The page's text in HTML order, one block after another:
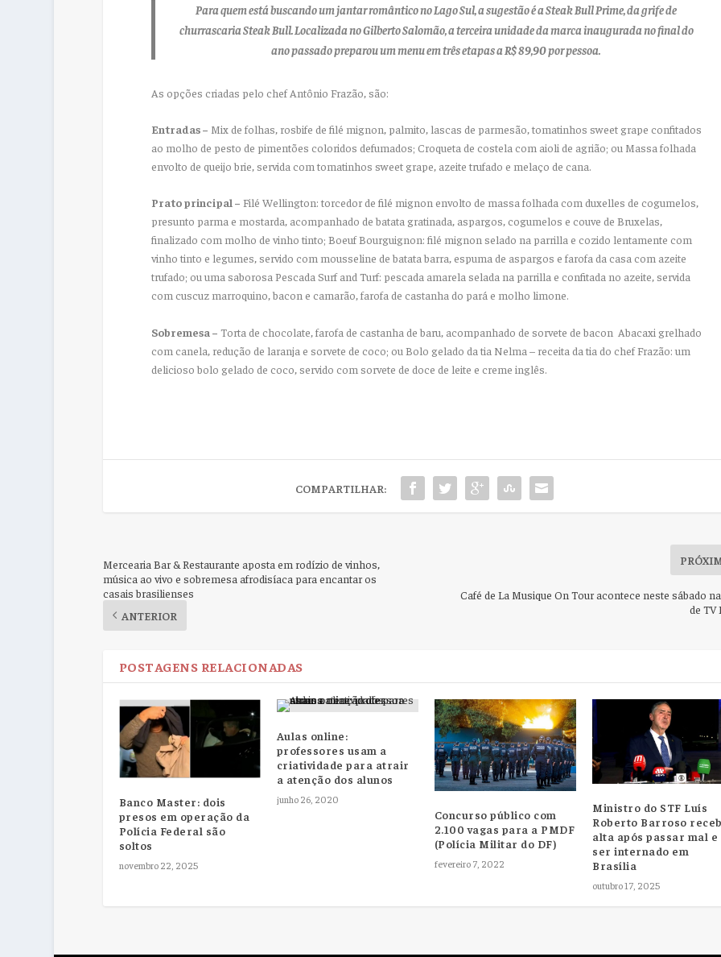
Para quem está buscando um jantar romântico no Lago Sul, a sugestão é a Steak Bull Prime, da grife de
churrascaria Steak Bull. Localizada no Gilberto Salomão, a terceira unidade da marca inaugurada no final do
ano passado preparou um menu em três etapas a R$ 89,90 por pessoa.
As opções criadas pelo chef Antônio Frazão, são:
Entradas – Mix de folhas, rosbife de filé mignon, palmito, lascas de parmesão, tomatinhos sweet grape confitados
ao molho de pesto de pimentões coloridos defumados; Croqueta de costela com aioli de agrião; ou Massa folhada
envolto de queijo brie, servida com tomatinhos sweet grape, azeite trufado e melaço de cana.
Prato principal – Filé Wellington: torcedor de filé mignon envolto de massa folhada com duxelles de cogumelos,
presunto parma e mostarda, acompanhado de batata gratinada, aspargos, cogumelos e couve de Bruxelas,
finalizado com molho de vinho tinto; Boeuf Bourguignon: filé mignon selado na parrilla e cozido lentamente com
vinho tinto e legumes, servido com mousseline de batata barra, espuma de aspargos e farofa da casa com azeite
trufado; ou uma saborosa Pescada Surf and Turf: pescada amarela selada na parrilla e confitada no azeite, servida
com cuscuz marroquino, bacon e camarão, farofa de castanha do pará e molho limone.
Sobremesa – Torta de chocolate, farofa de castanha de baru, acompanhado de sorvete de bacon Abacaxi grelhado
com canela, redução de laranja e sorvete de coco; ou Bolo gelado da tia Nelma – receita da tia do chef Frazão: um
delicioso bolo gelado de coco, servido com sorvete de doce de leite e creme inglês.
COMPARTILHAR:
Mercearia Bar & Restaurante aposta em rodízio de vinhos,
música ao vivo e sobremesa afrodisíaca para encantar os
casais brasilienses
ANTERIOR
Café de La Musique On Tour acontece neste sábado
de TV
POSTAGENS RELACIONADAS
Banco Master: dois
presos em operação da
Polícia Federal são
soltos
novembro 22, 2025
Aulas online:
professores usam a
criatividade para atrair
a atenção dos alunos
junho 26, 2020
Concurso público com
2.100 vagas para a PMDF
(Polícia Militar do DF)
fevereiro 7, 2022
Ministro do STF Luís
Roberto Barroso
alta após passar mal e
ser internado em
Brasília
outubro 17, 2025